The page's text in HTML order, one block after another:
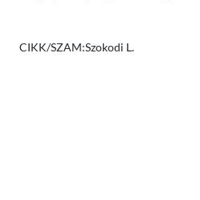
CIKK/SZAM:Szokodi L.